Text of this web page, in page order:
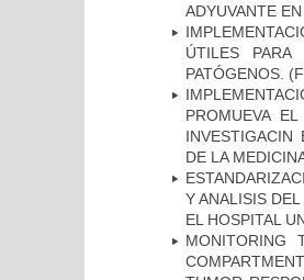
ADYUVANTE
ÚTILES
PATÓGENOS.
PROMUEVA
INVESTIGACIN
DE LA
Y ANALISIS
EL HOSPITAL
MONITORING